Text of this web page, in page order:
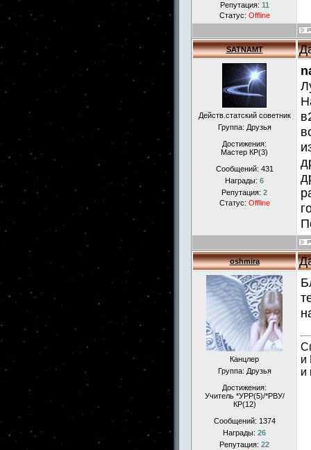
Репутация: 11
Статус: Offline
SATNAMT
Действ.статский советник
Группа: Друзья
Достижения:
Мастер КР(3)
Сообщений: 431
Награды: 6
Репутация: 2
Статус: Offline
oshmira
Канцлер
Группа: Друзья
Достижения:
Учитель *УРР(5)/*РВУ/
КР(12)
Сообщений: 1374
Награды: 26
Репутация: 22
и
и